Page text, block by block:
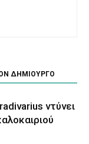
ΔΗΜΙΟΥΡΓΟ
ντύνει